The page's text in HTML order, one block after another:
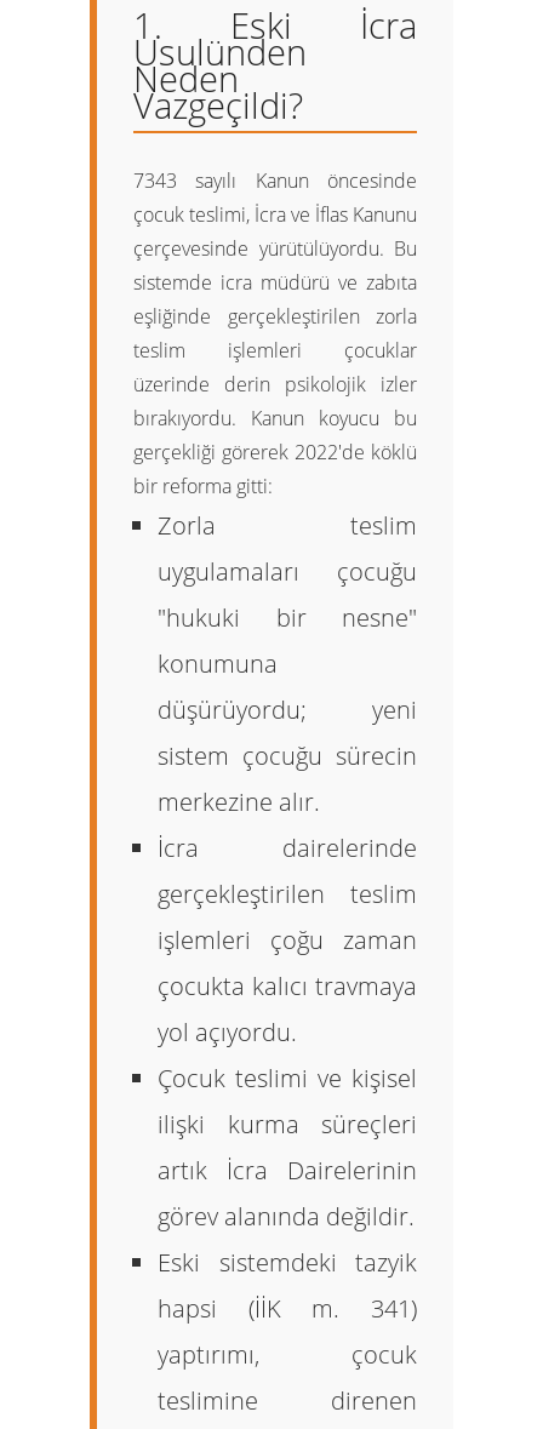
1. Eski İcra
Usulünden
Neden
Vazgeçildi?
7343 sayılı Kanun öncesinde
çocuk teslimi, İcra ve İflas Kanunu
çerçevesinde yürütülüyordu. Bu
sistemde icra müdürü ve zabıta
eşliğinde gerçekleştirilen zorla
teslim işlemleri çocuklar
üzerinde derin psikolojik izler
bırakıyordu. Kanun koyucu bu
gerçekliği görerek 2022'de köklü
bir reforma gitti:
Zorla teslim
uygulamaları çocuğu
"hukuki bir nesne"
konumuna
düşürüyordu; yeni
sistem çocuğu sürecin
merkezine alır.
İcra dairelerinde
gerçekleştirilen teslim
işlemleri çoğu zaman
çocukta kalıcı travmaya
yol açıyordu.
Çocuk teslimi ve kişisel
ilişki kurma süreçleri
artık İcra Dairelerinin
görev alanında değildir.
Eski sistemdeki tazyik
hapsi (İİK m. 341)
yaptırımı, çocuk
teslimine direnen